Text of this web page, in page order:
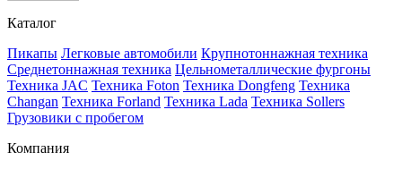
Каталог
Пикапы Легковые автомобили Крупнотоннажная техника
Среднетоннажная техника Цельнометаллические фургоны
Техника JAC Техника Foton Техника Dongfeng Техника
Changan Техника Forland Техника Lada Техника Sollers
Грузовики с пробегом
Компания